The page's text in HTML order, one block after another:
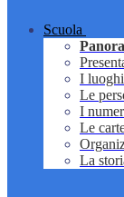
Scuola
I luoghi
Le
I
Le
La